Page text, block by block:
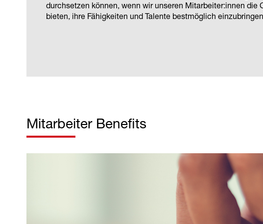
durchsetzen können, wenn wir unseren Mitarbeiter:innen die
bieten, ihre Fähigkeiten und Talente bestmöglich
Mitarbeiter Benefits